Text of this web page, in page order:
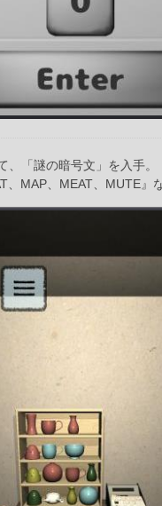
、「謎の暗号文」を入手。
、MAP、MEAT、MUTE』